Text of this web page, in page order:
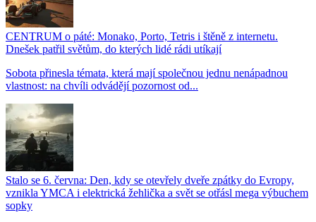
CENTRUM o páté: Monako, Porto, Tetris i štěně z internetu.
Dnešek patřil světům, do kterých lidé rádi utíkají
Sobota přinesla témata, která mají společnou jednu nenápadnou
vlastnost: na chvíli odvádějí pozornost od...
Stalo se 6. června: Den, kdy se otevřely dveře zpátky do Evropy,
vznikla YMCA i elektrická žehlička a svět se otřásl mega výbuchem
sopky